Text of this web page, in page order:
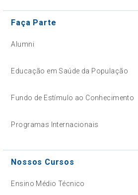
Faça Parte
Alumni
Educação em Saúde da População
Fundo de Estímulo ao Conhecimento
Programas Internacionais
Nossos Cursos
Ensino Médio Técnico